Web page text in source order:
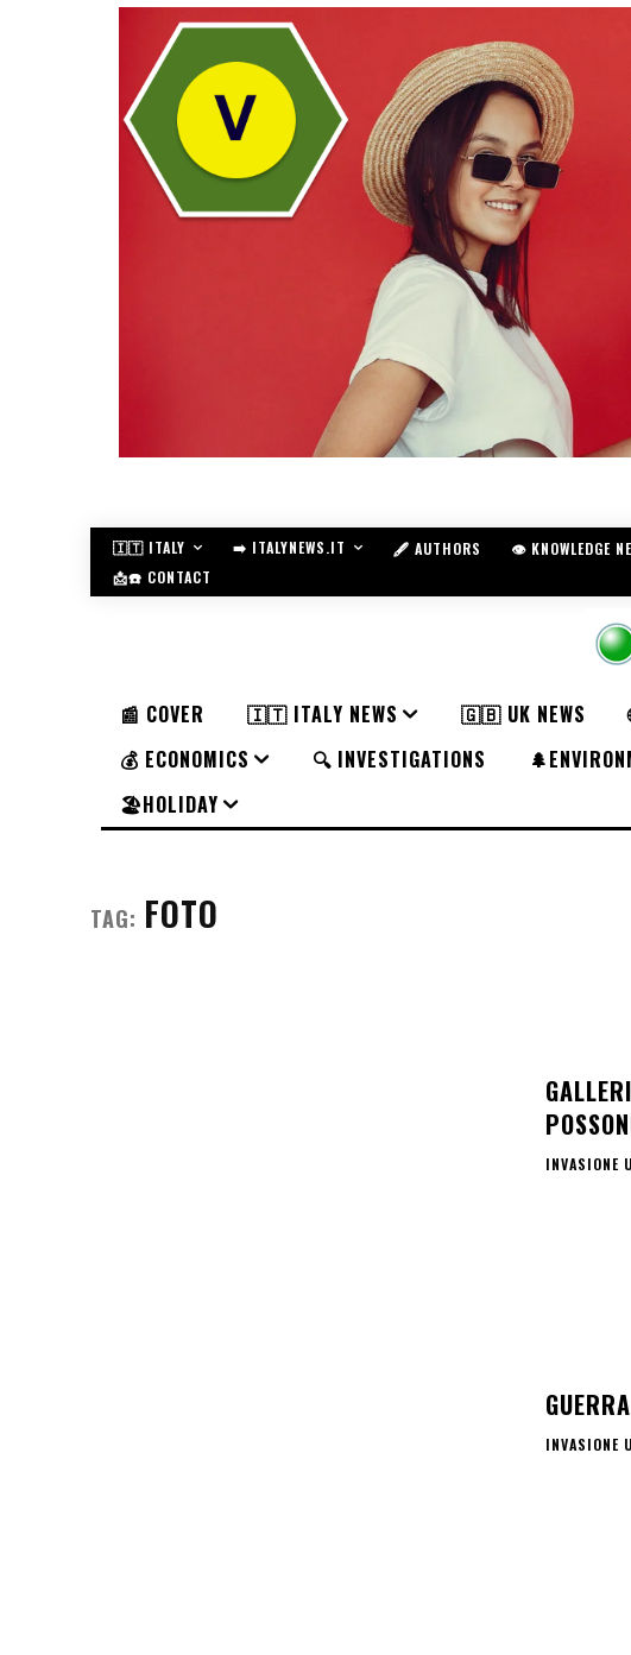
🇮🇹 ITALY ➡️ ITALYNEWS.IT 🖋️ AUTHORS 👁️ KNOWLEDGE
📩☎️ CONTACT
📰 COVER 🇮🇹 ITALY NEWS 🇬🇧 UK NEWS
💰 ECONOMICS
🔍 INVESTIGATIONS
🏖️HOLIDAY
TAG: FOTO
INVASIONE
INVASIONE